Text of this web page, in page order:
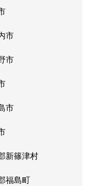
市
市
市
新篠津村
福島町